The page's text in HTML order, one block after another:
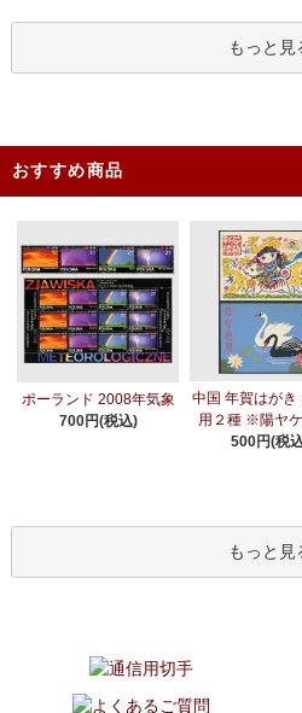
もっと見
おすすめ商品
ポーランド 2008年気象
700円(税込)
中国 年賀はがき
用２種 ※陽ヤケ
500円(税
もっと見